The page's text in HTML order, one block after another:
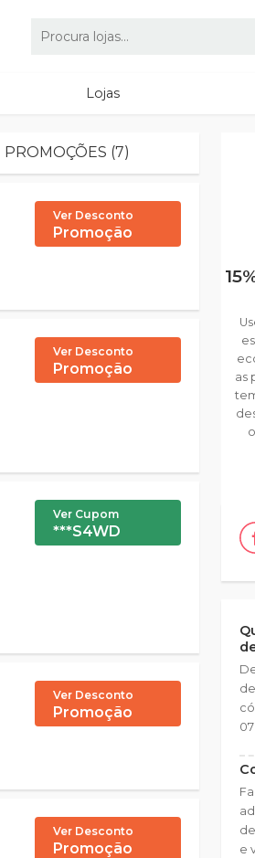
Lojas
PROMOÇÕES (7)
Ver Desconto
Promoção
Ver Desconto
Promoção
Ver Cupom
***S4WD
Ver Desconto
Promoção
Ver Desconto
Promoção
as
e